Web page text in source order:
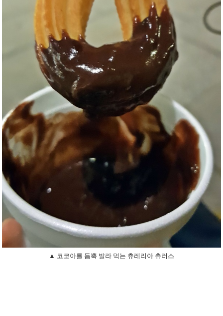
▲ 코코아를 듬뿍 발라 먹는 츄레리아 츄러스